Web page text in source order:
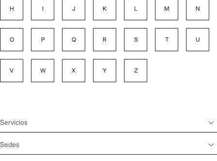
H I J K L M N
O P Q R S T U
V W X Y Z
Servicios
Sedes